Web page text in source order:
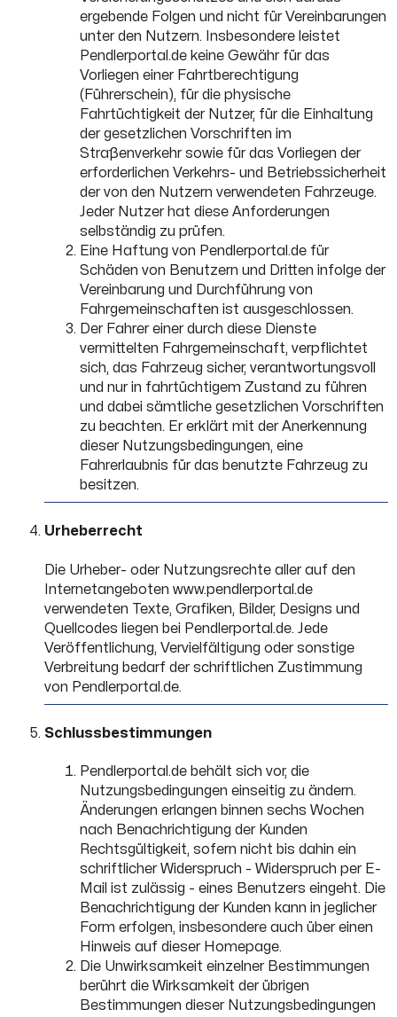
ergebende Folgen und nicht für Vereinbarungen
unter den Nutzern. Insbesondere leistet
Pendlerportal.de keine Gewähr für das
Vorliegen einer Fahrtberechtigung
(Führerschein), für die physische
Fahrtüchtigkeit der Nutzer, für die Einhaltung
der gesetzlichen Vorschriften im
Straßenverkehr sowie für das Vorliegen der
erforderlichen Verkehrs- und Betriebssicherheit
der von den Nutzern verwendeten Fahrzeuge.
Jeder Nutzer hat diese Anforderungen
selbständig zu prüfen.
Eine Haftung von Pendlerportal.de für
Schäden von Benutzern und Dritten infolge der
Vereinbarung und Durchführung von
Fahrgemeinschaften ist ausgeschlossen.
Der Fahrer einer durch diese Dienste
vermittelten Fahrgemeinschaft, verpflichtet
sich, das Fahrzeug sicher, verantwortungsvoll
und nur in fahrtüchtigem Zustand zu führen
und dabei sämtliche gesetzlichen Vorschriften
zu beachten. Er erklärt mit der Anerkennung
dieser Nutzungsbedingungen, eine
Fahrerlaubnis für das benutzte Fahrzeug zu
besitzen.
Urheberrecht
Die Urheber- oder Nutzungsrechte aller auf den
Internetangeboten www.pendlerportal.de
verwendeten Texte, Grafiken, Bilder, Designs und
Quellcodes liegen bei Pendlerportal.de. Jede
Veröffentlichung, Vervielfältigung oder sonstige
Verbreitung bedarf der schriftlichen Zustimmung
von Pendlerportal.de.
Schlussbestimmungen
Pendlerportal.de behält sich vor, die
Nutzungsbedingungen einseitig zu ändern.
Änderungen erlangen binnen sechs Wochen
nach Benachrichtigung der Kunden
Rechtsgültigkeit, sofern nicht bis dahin ein
schriftlicher Widerspruch - Widerspruch per E-
Mail ist zulässig - eines Benutzers eingeht. Die
Benachrichtigung der Kunden kann in jeglicher
Form erfolgen, insbesondere auch über einen
Hinweis auf dieser Homepage.
Die Unwirksamkeit einzelner Bestimmungen
berührt die Wirksamkeit der übrigen
Bestimmungen dieser Nutzungsbedingungen